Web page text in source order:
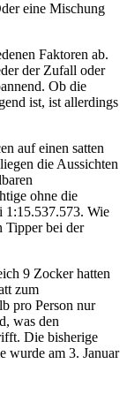
eine Mischung
Faktoren ab.
der Zufall oder
Ob die
ist, ist allerdings
auf einen satten
die Aussichten
ohne die
1:15.537.573. Wie
Tipper bei der
9 Zocker hatten
zum
pro Person nur
was den
Die bisherige
wurde am 3. Januar